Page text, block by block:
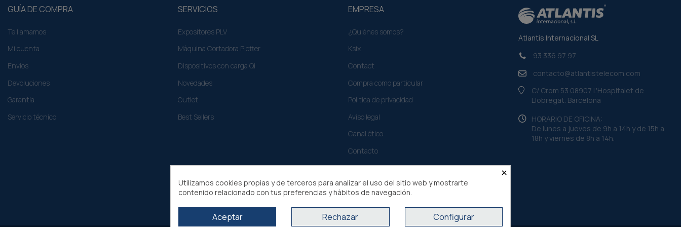
GUÍA DE COMPRA
Te llamamos
Mi cuenta
Envíos
Devoluciones
Garantía
Servicio técnico
SERVICIOS
Expositores PLV
Máquina Cortadora Plotter
Dispositivos con carga Qi
Novedades
Outlet
Best Sellers
EMPRESA
¿Quiénes somos?
Ksix
Contact
Compra como particular​
Politica de privacidad
Aviso legal
Canal ético
Contacto
Atlantis Internacional SL
93 336 97 97
contacto@atlantistelecom.com
C/ Crom 53 08907 L'Hospitalet de
Llobregat. Barcelona
HORARIO DE OFICINA:
De lunes a jueves de 9h a 14h y de 15h a
18h y viernes de 8h a 14h.
×
Utilizamos cookies propias y de terceros para analizar el uso del sitio web y mostrarte
contenido relacionado con tus preferencias y hábitos de navegación.
Aceptar Rechazar Configurar